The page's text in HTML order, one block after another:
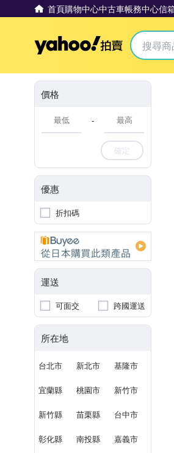
首頁購物中心中古車帳務中心信
Yahoo拍賣
價格
-
確定
優惠
折扣碼
運送
可面交 跨國運送
所在地
台北市 新北市 基隆市
宜蘭縣 桃園市 新竹市
新竹縣 苗栗縣 台中市
彰化縣 南投縣 嘉義市